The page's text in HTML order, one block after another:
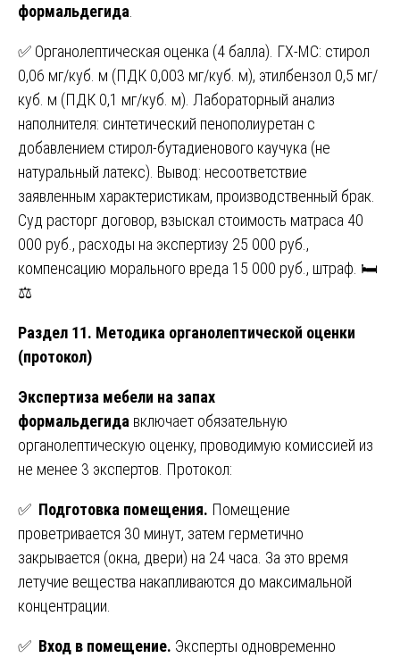
формальдегида.
✅ Органолептическая оценка (4 балла). ГХ-МС: стирол
0,06 мг/куб. м (ПДК 0,003 мг/куб. м), этилбензол 0,5 мг/
куб. м (ПДК 0,1 мг/куб. м). Лабораторный анализ
наполнителя: синтетический пенополиуретан с
добавлением стирол-бутадиенового каучука (не
натуральный латекс). Вывод: несоответствие
заявленным характеристикам, производственный брак.
Суд расторг договор, взыскал стоимость матраса 40
000 руб., расходы на экспертизу 25 000 руб.,
компенсацию морального вреда 15 000 руб., штраф. 🛏️
⚖️
Раздел 11. Методика органолептической оценки
(протокол)
Экспертиза мебели на запах
формальдегида включает обязательную
органолептическую оценку, проводимую комиссией из
не менее 3 экспертов. Протокол:
✅ Подготовка помещения. Помещение
проветривается 30 минут, затем герметично
закрывается (окна, двери) на 24 часа. За это время
летучие вещества накапливаются до максимальной
концентрации.
✅ Вход в помещение. Эксперты одновременно